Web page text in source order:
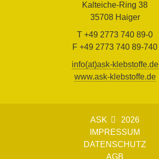
Kalteiche-Ring 38
35708 Haiger
T +49 2773 740 89-0
F +49 2773 740 89-740
info(at)ask-klebstoffe.de
www.ask-klebstoffe.de
ASK
2026
IMPRESSUM
DATENSCHUTZ
AGB